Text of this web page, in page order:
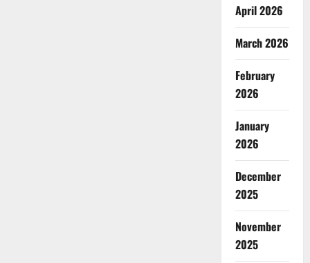
April 2026
March 2026
February
2026
January
2026
December
2025
November
2025